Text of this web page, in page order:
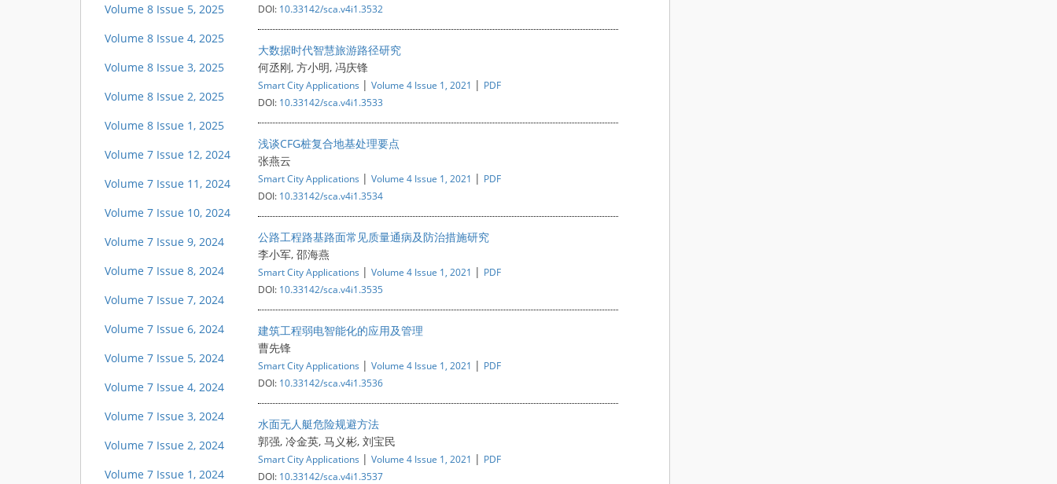
Volume 8 Issue 5, 2025
Volume 8 Issue 4, 2025
Volume 8 Issue 3, 2025
Volume 8 Issue 2, 2025
Volume 8 Issue 1, 2025
Volume 7 Issue 12, 2024
Volume 7 Issue 11, 2024
Volume 7 Issue 10, 2024
Volume 7 Issue 9, 2024
Volume 7 Issue 8, 2024
Volume 7 Issue 7, 2024
Volume 7 Issue 6, 2024
Volume 7 Issue 5, 2024
Volume 7 Issue 4, 2024
Volume 7 Issue 3, 2024
Volume 7 Issue 2, 2024
Volume 7 Issue 1, 2024
DOI: 10.33142/sca.v4i1.3532
大数据时代智慧旅游路径研究
何丞刚, 方小明, 冯庆锋
Smart City Applications | Volume 4 Issue 1, 2021 | PDF
DOI: 10.33142/sca.v4i1.3533
浅谈CFG桩复合地基处理要点
张燕云
Smart City Applications | Volume 4 Issue 1, 2021 | PDF
DOI: 10.33142/sca.v4i1.3534
公路工程路基路面常见质量通病及防治措施研究
李小军, 邵海燕
Smart City Applications | Volume 4 Issue 1, 2021 | PDF
DOI: 10.33142/sca.v4i1.3535
建筑工程弱电智能化的应用及管理
曹先锋
Smart City Applications | Volume 4 Issue 1, 2021 | PDF
DOI: 10.33142/sca.v4i1.3536
水面无人艇危险规避方法
郭强, 冷金英, 马义彬, 刘宝民
Smart City Applications | Volume 4 Issue 1, 2021 | PDF
DOI: 10.33142/sca.v4i1.3537